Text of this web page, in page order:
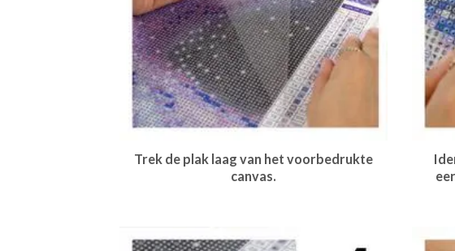
Trek de plak laag van het voorbedrukte
canvas.